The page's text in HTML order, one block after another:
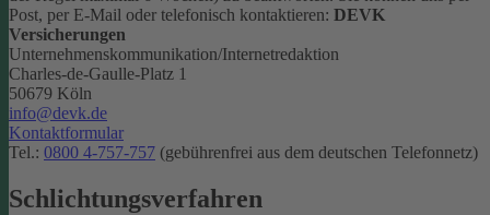
Post, per E-Mail oder telefonisch kontaktieren: DEVK
Versicherungen
Unternehmenskommunikation/Internetredaktion
Charles-de-Gaulle-Platz 1
50679 Köln
info@devk.de
Kontaktformular
Tel.: 0800 4-757-757 (gebührenfrei aus dem deutschen Telefonnetz)
Schlichtungsverfahren